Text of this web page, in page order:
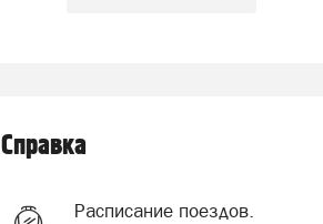
Справка
Расписание поездов.